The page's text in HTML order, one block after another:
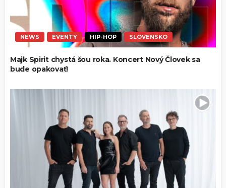
NEWS EVENTY HIP-HOP SLOVENSKO
Majk Spirit chystá šou roka. Koncert Nový Človek sa
bude opakovať!